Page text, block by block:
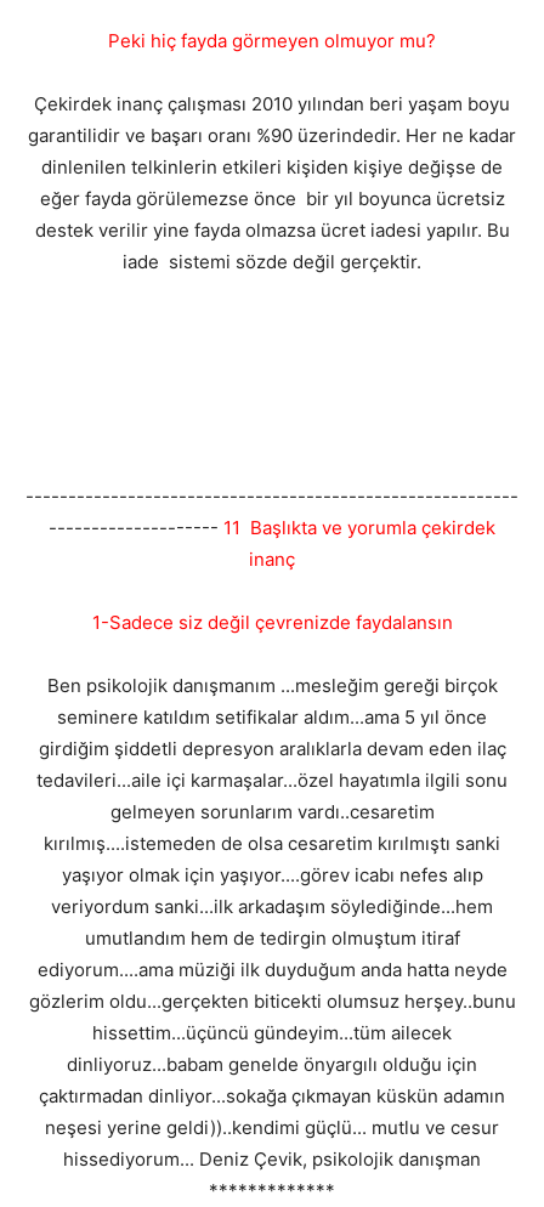
Peki hiç fayda görmeyen olmuyor mu?
Çekirdek inanç çalışması 2010 yılından beri yaşam boyu
garantilidir ve başarı oranı %90 üzerindedir. Her ne kadar
dinlenilen telkinlerin etkileri kişiden kişiye değişse de
eğer fayda görülemezse önce bir yıl boyunca ücretsiz
destek verilir yine fayda olmazsa ücret iadesi yapılır. Bu
iade sistemi sözde değil gerçektir.
----------------------------------------------------------
-------------------- 11 Başlıkta ve yorumla çekirdek
inanç
1-Sadece siz değil çevrenizde faydalansın
Ben psikolojik danışmanım ...mesleğim gereği birçok
seminere katıldım setifikalar aldım...ama 5 yıl önce
girdiğim şiddetli depresyon aralıklarla devam eden ilaç
tedavileri...aile içi karmaşalar...özel hayatımla ilgili sonu
gelmeyen sorunlarım vardı..cesaretim
kırılmış....istemeden de olsa cesaretim kırılmıştı sanki
yaşıyor olmak için yaşıyor....görev icabı nefes alıp
veriyordum sanki...ilk arkadaşım söylediğinde...hem
umutlandım hem de tedirgin olmuştum itiraf
ediyorum....ama müziği ilk duyduğum anda hatta neyde
gözlerim oldu...gerçekten biticekti olumsuz herşey..bunu
hissettim...üçüncü gündeyim...tüm ailecek
dinliyoruz...babam genelde önyargılı olduğu için
çaktırmadan dinliyor...sokağa çıkmayan küskün adamın
neşesi yerine geldi))..kendimi güçlü... mutlu ve cesur
hissediyorum... Deniz Çevik, psikolojik danışman
*************